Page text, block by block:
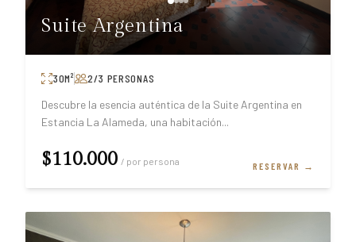
Suite Argentina
30M² 2/3 PERSONAS
Descubre la esencia auténtica de la Suite Argentina en
Estancia La Alameda, una habitación...
$110.000 / por persona RESERVAR →